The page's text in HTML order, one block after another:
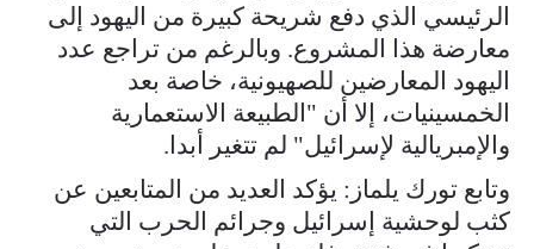
الرئيسي الذي دفع شريحة كبيرة من اليهود إلى
معارضة هذا المشروع. وبالرغم من تراجع عدد
اليهود المعارضين للصهيونية، خاصة بعد
الخمسينيات، إلا أن "الطبيعة الاستعمارية
والإمبريالية لإسرائيل" لم تتغير أبدا.
وتابع تورك يلماز: يؤكد العديد من المتابعين عن
كثب لوحشية إسرائيل وجرائم الحرب التي